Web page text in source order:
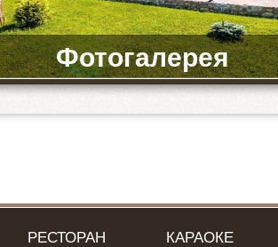
Фотогалерея
Фото бази та ресторану
РЕСТОРАН КАРАОКЕ